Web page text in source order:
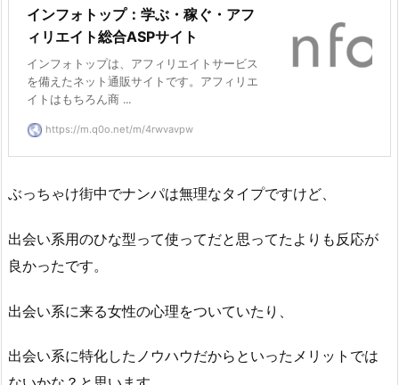
インフォトップ：学ぶ・稼ぐ・アフ
ィリエイト総合ASPサイト
インフォトップは、アフィリエイトサービス
を備えたネット通販サイトです。アフィリエ
イトはもちろん商 ...
https://m.q0o.net/m/4rwvavpw
ぶっちゃけ街中でナンパは無理なタイプですけど、
出会い系用のひな型って使ってだと思ってたよりも反応が
良かったです。
出会い系に来る女性の心理をついていたり、
出会い系に特化したノウハウだからといったメリットでは